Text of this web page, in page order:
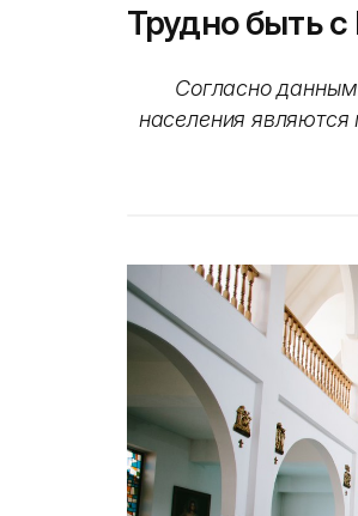
Трудно быть
Согласно
населения являются